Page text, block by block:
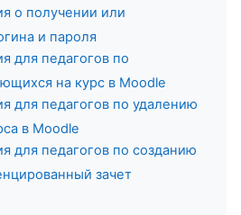
о получении или
и пароля
для педагогов по
на курс в Moodle
для педагогов по удалению
в Moodle
для педагогов по созданию
зачет